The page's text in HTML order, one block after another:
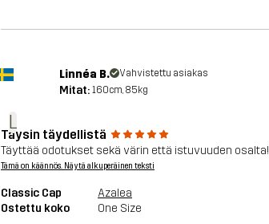
L
Linnéa B. Vahvistettu asiakas
Mitat: 160cm, 85kg
Täysin täydellistä
Täyttää odotukset sekä värin että istuvuuden osalta!
Tämä on käännös. Näytä alkuperäinen teksti
Classic Cap
Azalea
Ostettu koko
One Size